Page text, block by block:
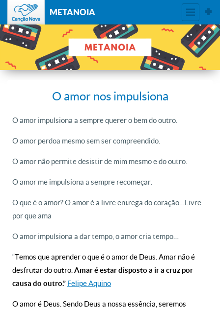
METANOIA
O amor nos impulsiona
O amor impulsiona a sempre querer o bem do outro.
O amor perdoa mesmo sem ser compreendido.
O amor não permite desistir de mim mesmo e do outro.
O amor me impulsiona a sempre recomeçar.
O que é o amor? O amor é a livre entrega do coração…Livre
por que ama
O amor impulsiona a dar tempo, o amor cria tempo…
“Temos que aprender o que é o amor de Deus. Amar não é
desfrutar do outro. Amar é estar disposto a ir a cruz por
causa do outro.” Felipe Aquino
O amor é Deus. Sendo Deus a nossa essência, seremos